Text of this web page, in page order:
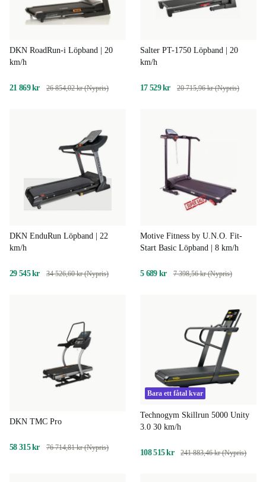
DKN RoadRun-i Löpband | 20
km/h
21 869 kr 26 854,02 kr (Nypris)
Salter PT-1750 Löpband | 20
km/h
17 529 kr 20 715,96 kr (Nypris)
DKN EnduRun Löpband | 22
km/h
29 545 kr 34 526,60 kr (Nypris)
Motive Fitness by U.N.O. Fit-
Start Basic Löpband | 8 km/h
5 689 kr 7 398,56 kr (Nypris)
DKN TMC Pro
58 315 kr 76 714,81 kr (Nypris)
Bara ett fåtal kvar
Technogym Skillrun 5000 Unity
3.0 30 km/h
108 515 kr 241 883,46 kr (Nypris)